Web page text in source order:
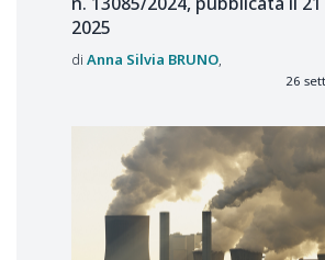
2025
Anna Silvia BRUNO
26